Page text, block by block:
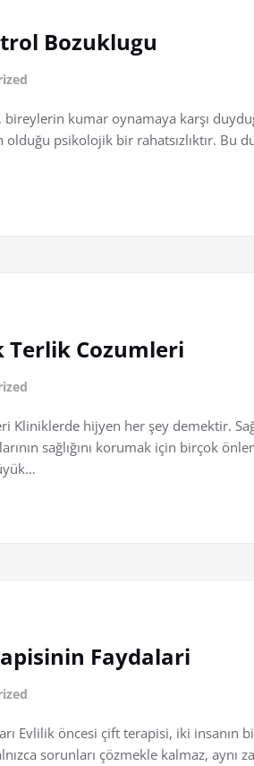
Bozuklugu
kumar oynamaya karşı
psikolojik bir rahatsızlıktır. Bu
Cozumleri
Kliniklerde hijyen her şey demektir.
sağlığını korumak için birçok
Faydalari
Evlilik öncesi çift terapisi, iki insanın
sorunları çözmekle kalmaz, aynı